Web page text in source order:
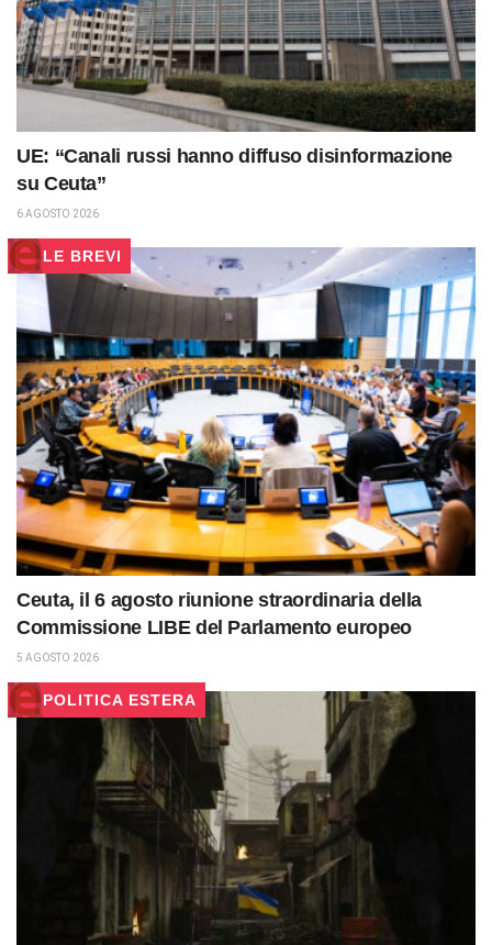
UE: “Canali russi hanno diffuso disinformazione
su Ceuta”
6 AGOSTO 2026
LE BREVI
Ceuta, il 6 agosto riunione straordinaria della
Commissione LIBE del Parlamento europeo
5 AGOSTO 2026
POLITICA ESTERA